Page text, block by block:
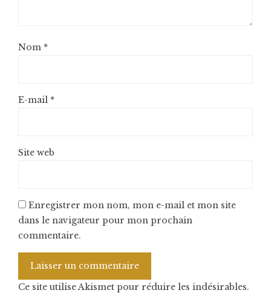
Nom *
E-mail *
Site web
Enregistrer mon nom, mon e-mail et mon site
dans le navigateur pour mon prochain
commentaire.
Ce site utilise Akismet pour réduire les indésirables.